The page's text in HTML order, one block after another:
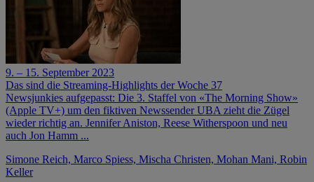
9. – 15. September 2023
Das sind die Streaming-Highlights der Woche 37
Newsjunkies aufgepasst: Die 3. Staffel von «The Morning Show»
(Apple TV+) um den fiktiven Newssender UBA zieht die Zügel
wieder richtig an. Jennifer Aniston, Reese Witherspoon und neu
auch Jon Hamm ...
Simone Reich, Marco Spiess, Mischa Christen, Mohan Mani, Robin
Keller